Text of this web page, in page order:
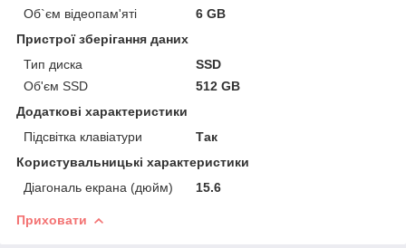
Об`єм відеопам'яті
6 GB
Пристрої зберігання даних
Тип диска
SSD
Об'єм SSD
512 GB
Додаткові характеристики
Підсвітка клавіатури
Так
Користувальницькі характеристики
Діагональ екрана (дюйм)
15.6
Приховати